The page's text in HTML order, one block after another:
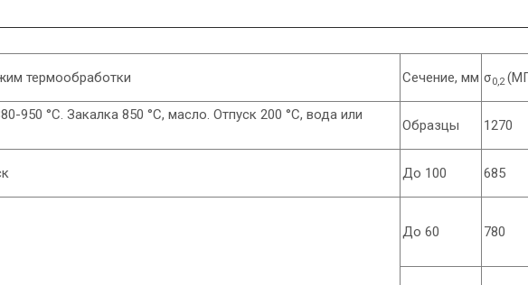
термообработки Сечение, мм σ0,2
950 °С. Закалка 850 °С, масло. Отпуск 200 °С, вода или
Образцы 1270
До 100 685
До 60 780